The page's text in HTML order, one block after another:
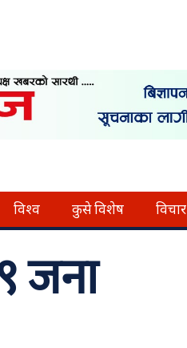
विश्व कुसे विशेष विचार
जना